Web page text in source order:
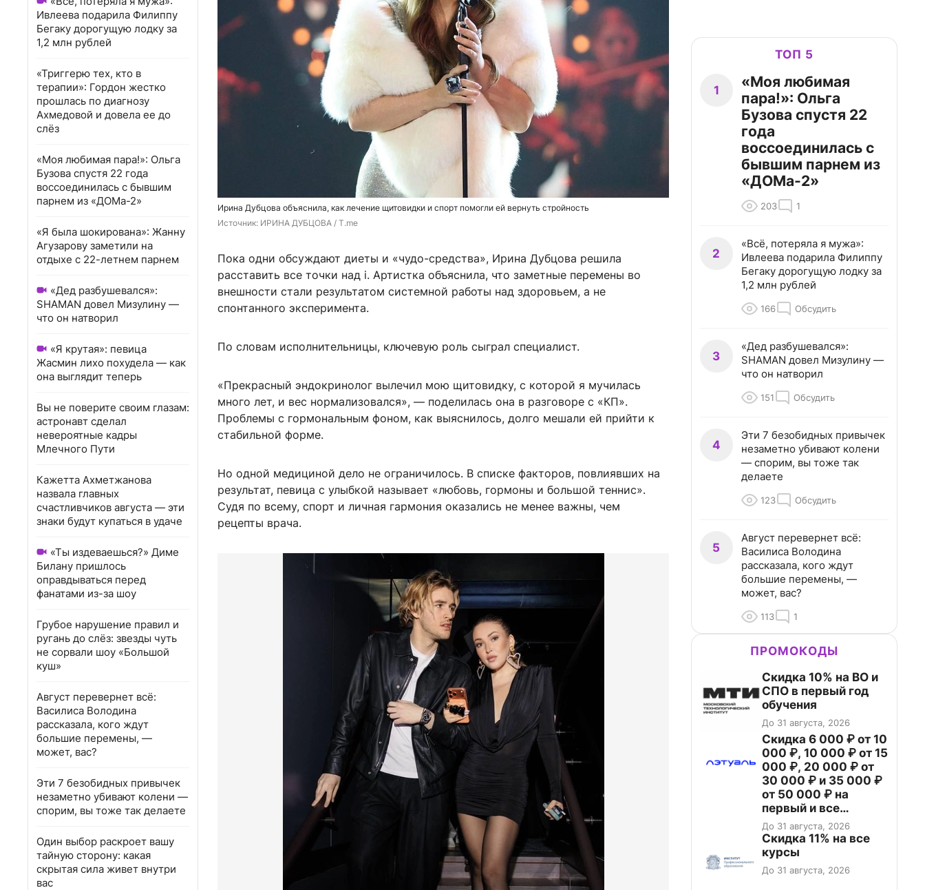
Ивлеева подарила Филиппу
Бегаку дорогущую лодку за
1,2 млн рублей
«Триггерю тех, кто в
терапии»: Гордон жестко
прошлась по диагнозу
Ахмедовой и довела ее до
слёз
«Моя любимая пара!»: Ольга
Бузова спустя 22 года
воссоединилась с бывшим
парнем из «ДОМа-2»
«Я была шокирована»: Жанну
Агузарову заметили на
отдыхе с 22-летнем парнем
«Дед разбушевался»:
SHAMAN довел Мизулину —
что он натворил
«Я крутая»: певица
Жасмин лихо похудела — как
она выглядит теперь
Вы не поверите своим глазам:
астронавт сделал
невероятные кадры
Млечного Пути
Кажетта Ахметжанова
назвала главных
счастливчиков августа — эти
знаки будут купаться в удаче
«Ты издеваешься?» Диме
Билану пришлось
оправдываться перед
фанатами из-за шоу
Грубое нарушение правил и
ругань до слёз: звезды чуть
не сорвали шоу «Большой
куш»
Август перевернет всё:
Василиса Володина
рассказала, кого ждут
большие перемены, —
может, вас?
Эти 7 безобидных привычек
незаметно убивают колени —
спорим, вы тоже так делаете
Один выбор раскроет вашу
тайную сторону: какая
скрытая сила живет внутри
вас
Ирина Дубцова объяснила, как лечение щитовидки и спорт помогли ей вернуть стройность
Источник: ИРИНА ДУБЦОВА / T.me
Пока одни обсуждают диеты и «чудо-средства», Ирина Дубцова решила
расставить все точки над i. Артистка объяснила, что заметные перемены во
внешности стали результатом системной работы над здоровьем, а не
спонтанного эксперимента.
По словам исполнительницы, ключевую роль сыграл специалист.
«Прекрасный эндокринолог вылечил мою щитовидку, с которой я мучилась
много лет, и вес нормализовался», — поделилась она в разговоре с «КП».
Проблемы с гормональным фоном, как выяснилось, долго мешали ей прийти к
стабильной форме.
Но одной медициной дело не ограничилось. В списке факторов, повлиявших на
результат, певица с улыбкой называет «любовь, гормоны и большой теннис».
Судя по всему, спорт и личная гармония оказались не менее важны, чем
рецепты врача.
ТОП 5
1
«Моя любимая
пара!»: Ольга
Бузова спустя 22
года
воссоединилась с
бывшим парнем из
«ДОМа-2»
203 1
2
«Всё, потеряла я мужа»:
Ивлеева подарила Филиппу
Бегаку дорогущую лодку за
1,2 млн рублей
166 Обсудить
3
«Дед разбушевался»:
SHAMAN довел Мизулину —
что он натворил
151 Обсудить
4
Эти 7 безобидных привычек
незаметно убивают колени
— спорим, вы тоже так
делаете
123 Обсудить
5
Август перевернет всё:
Василиса Володина
рассказала, кого ждут
большие перемены, —
может, вас?
113 1
ПРОМОКОДЫ
Скидка 10% на ВО и
СПО в первый год
обучения
До 31 августа, 2026
Скидка 6 000 ₽ от 10
000 ₽, 10 000 ₽ от 15
000 ₽, 20 000 ₽ от
30 000 ₽ и 35 000 ₽
от 50 000 ₽ на
первый и все
повторные заказы по
промокоду НАБЕРИ
До 31 августа, 2026
Скидка 11% на все
курсы
До 31 августа, 2026